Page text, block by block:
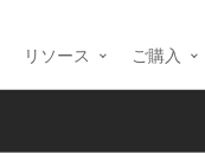
リソース ご購入